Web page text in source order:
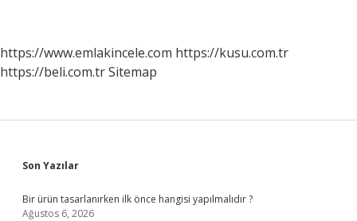
https://www.emlakincele.com https://kusu.com.tr
https://beli.com.trSitemap
Sidebar
Son Yazılar
Bir ürün tasarlanırken ilk önce hangisi yapılmalıdır ?
Ağustos 6, 2026